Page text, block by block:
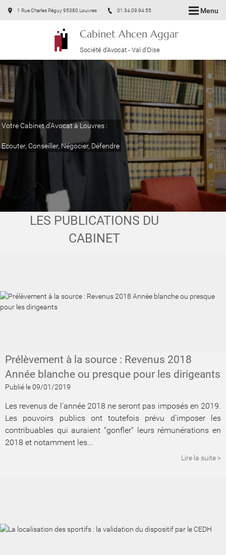
Menu
Cabinet Ahcen Aggar
Société d'Avocat - Val d'Oise
1 Rue Charles Péguy 95380 Louvres 01.34.09.94.55
Votre Cabinet d'Avocat à Louvres :
Ecouter, Conseiller, Négocier, Défendre
LES PUBLICATIONS DU
CABINET
Prélèvement à la source : Revenus 2018
Année blanche ou presque pour les dirigeants
Publié le 09/01/2019
​​​​​​​Les revenus de l'année 2018 ne seront pas imposés en 2019.
Les pouvoirs publics ont toutefois prévu d'imposer les
contribuables qui auraient "gonfler" leurs rémunérations en
2018 et notamment les...
Lire la suite >